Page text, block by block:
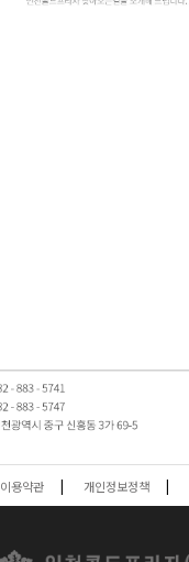
이용약관 개인정보정책